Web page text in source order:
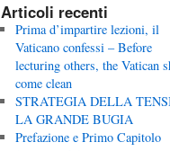
Articoli recenti
Prima d’impartire lezioni, il
Vaticano confessi – Before
lecturing others, the Vatican
come clean
STRATEGIA DELLA
LA GRANDE BUGIA
Prefazione e Primo Capitolo